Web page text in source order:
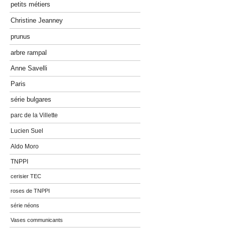
petits métiers
Christine Jeanney
prunus
arbre rampal
Anne Savelli
Paris
série bulgares
parc de la Villette
Lucien Suel
Aldo Moro
TNPPI
cerisier TEC
roses de TNPPI
série néons
Vases communicants